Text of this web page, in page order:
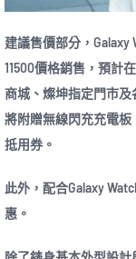
建議售價部分，
11500價格銷售，預計
商城、燦坤指定門市及
將附贈無線閃充充電板
抵用券。
此外，配合Galaxy
惠。